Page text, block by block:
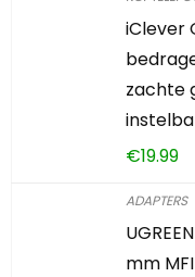
iClever
zachte
€19.99
ADAPTERS
mm